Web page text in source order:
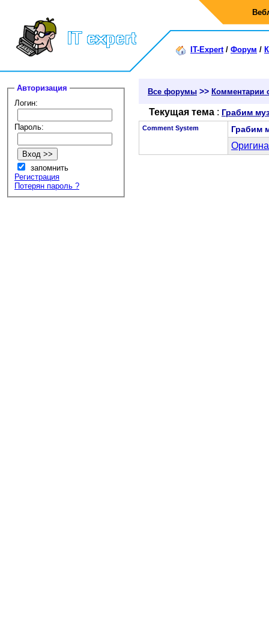
IT-Expert/ Форум /
Авторизация
Логин:
Пароль:
запомнить
Регистрация
Потерян пароль ?
Все форумы >> Комментарии
Текущая тема : Грабим
Comment System Грабим